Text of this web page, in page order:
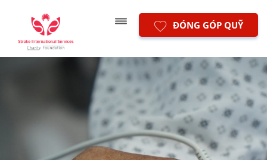
ĐÓNG GÓP QUỸ